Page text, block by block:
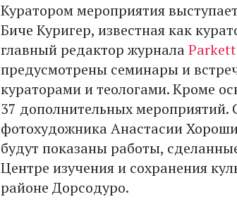
Куратором мероприятия
Биче Куригер, известная как
главный редактор журналаParkett
предусмотрены семинары и
кураторами и теологами. Кроме
37 дополнительных мероприятий.
фотохудожника Анастасии
будут показаны работы,
Центре изучения и сохранения
районе Дорсодуро.